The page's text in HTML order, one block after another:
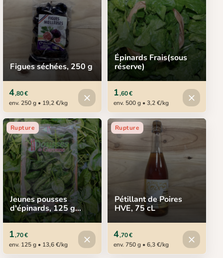
Figues séchées, 250 g
4,80 €
env. 250 g • 19,2 €/kg
close Produit indisponible
Épinards Frais(sous
réserve)
1,60 €
env. 500 g • 3,2 €/kg
close Produit
Rupture
Jeunes pousses
d'épinards, 125 g
(sous réserve)
1,70 €
env. 125 g • 13,6 €/kg
close Produit indisponible
Rupture
Pétillant de Poires
HVE, 75 cL
4,70 €
env. 750 g • 6,3 €/kg
close Produit